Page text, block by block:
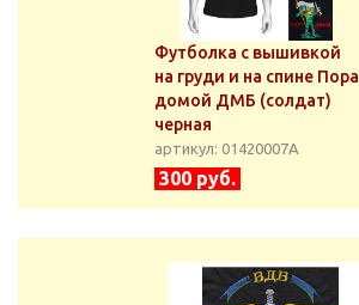
Футболка с вышивкой
на груди и на спине Пора
домой ДМБ (солдат)
черная
артикул: 01420007А
300 руб.